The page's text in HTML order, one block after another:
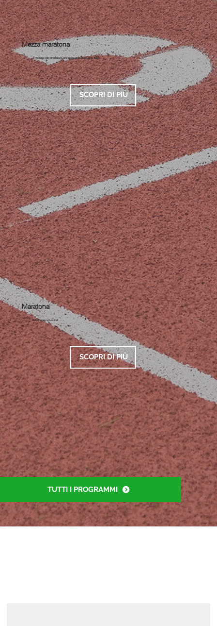
Mezza maratona
Arricchisci ogni dimensione di te stesso verso il traguardo finale
SCOPRI DI PIÙ
Maratona
Batti te stesso e i tuoi limiti
SCOPRI DI PIÙ
TUTTI I PROGRAMMI